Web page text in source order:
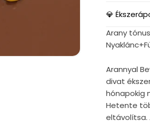
💎
Arany
Arannyal
divat
hónapokig
Hetente
eltávolítsa.